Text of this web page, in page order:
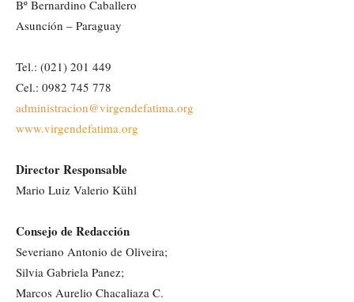
Bº Bernardino Caballero
Asunción – Paraguay
Tel.: (021) 201 449
Cel.: 0982 745 778
administracion@virgendefatima.org
www.virgendefatima.org
Director Responsable
Mario Luiz Valerio Kühl
Consejo de Redacción
Severiano Antonio de Oliveira;
Silvia Gabriela Panez;
Marcos Aurelio Chacaliaza C.